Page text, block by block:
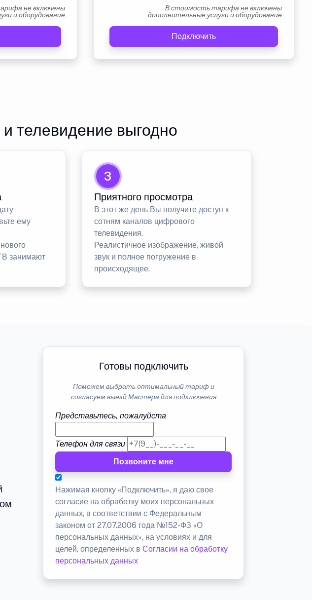
не включены
и оборудование
В стоимость тарифа не включены
дополнительные услуги и оборудование
Подключить
телевидение выгодно
ему
занимают
3
Приятного просмотра
В этот же день Вы получите доступ к
сотням каналов цифрового
телевидения.
Реалистичное изображение, живой
звук и полное погружение в
происходящее.
Готовы подключить
Поможем выбрать оптимальный тариф и
согласуем выезд Мастера для подключения
Представьтесь, пожалуйста
Телефон для связи
Позвоните мне
Нажимая кнопку «Подключить», я даю свое
согласие на обработку моих персональных
данных, в соответствии с Федеральным
законом от 27.07.2006 года №152-ФЗ «О
персональных данных», на условиях и для
целей, определенных вСогласии на обработку
персональных данных